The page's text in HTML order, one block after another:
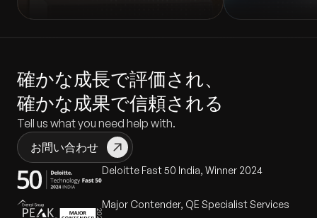
確かな成長で評価され、
確かな成果で信頼される
Tell us what you need help with.
お問い合わせ
Deloitte Fast 50 India, Winner 2024
Major Contender, QE Specialist Services